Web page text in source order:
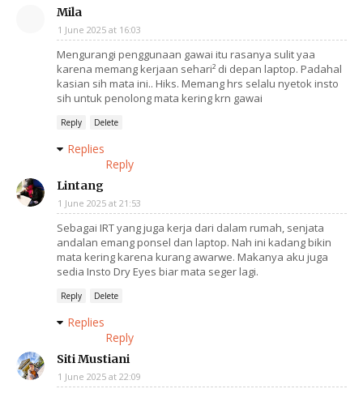
Mila
1 June 2025 at 16:03
Mengurangi penggunaan gawai itu rasanya sulit yaa
karena memang kerjaan sehari² di depan laptop. Padahal
kasian sih mata ini.. Hiks. Memang hrs selalu nyetok insto
sih untuk penolong mata kering krn gawai
Reply Delete
Replies
Reply
Lintang
1 June 2025 at 21:53
Sebagai IRT yang juga kerja dari dalam rumah, senjata
andalan emang ponsel dan laptop. Nah ini kadang bikin
mata kering karena kurang awarwe. Makanya aku juga
sedia Insto Dry Eyes biar mata seger lagi.
Reply Delete
Replies
Reply
Siti Mustiani
1 June 2025 at 22:09